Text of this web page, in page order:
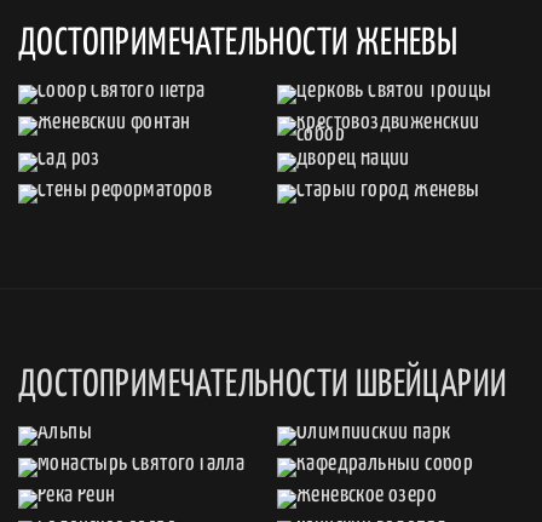
ДОСТОПРИМЕЧАТЕЛЬНОСТИ ЖЕНЕВЫ
ДОСТОПРИМЕЧАТЕЛЬНОСТИ ШВЕЙЦАРИИ